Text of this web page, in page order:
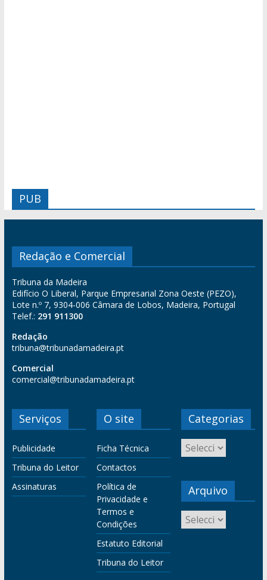
PUB
Redação e Comercial
Tribuna da Madeira
Edifício O Liberal, Parque Empresarial Zona Oeste (PEZO),
Lote n.º 7, 9304-006 Câmara de Lobos, Madeira, Portugal
Telef.: 291 911300
Redação
tribuna@tribunadamadeira.pt
Comercial
comercial@tribunadamadeira.pt
Serviços
Publicidade
Tribuna do Leitor
Assinaturas
O site
Ficha Técnica
Contactos
Política de
Privacidade e
Termos e
Condições
Estatuto Editorial
Tribuna do Leitor
Categorias
Arquivo